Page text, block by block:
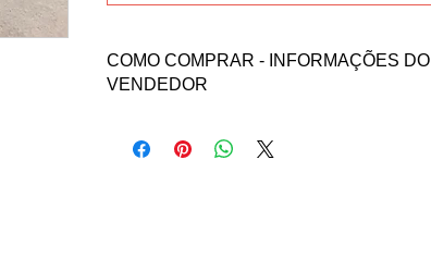
COMO COMPRAR - INFORMAÇÕES DO
VENDEDOR
contatos abaixo: